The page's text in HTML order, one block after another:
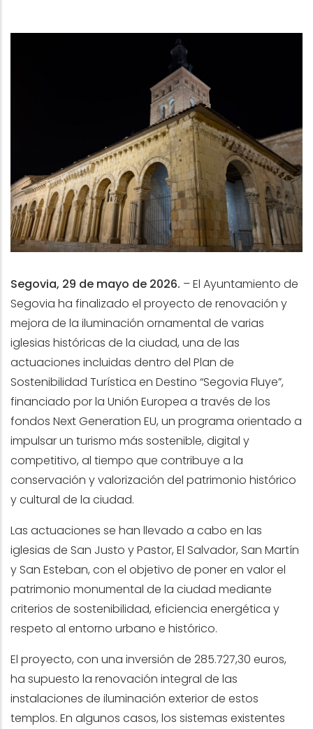
Segovia, 29 de mayo de 2026. – El Ayuntamiento de
Segovia ha finalizado el proyecto de renovación y
mejora de la iluminación ornamental de varias
iglesias históricas de la ciudad, una de las
actuaciones incluidas dentro del Plan de
Sostenibilidad Turística en Destino “Segovia Fluye”,
financiado por la Unión Europea a través de los
fondos Next Generation EU, un programa orientado a
impulsar un turismo más sostenible, digital y
competitivo, al tiempo que contribuye a la
conservación y valorización del patrimonio histórico
y cultural de la ciudad.
Las actuaciones se han llevado a cabo en las
iglesias de San Justo y Pastor, El Salvador, San Martín
y San Esteban, con el objetivo de poner en valor el
patrimonio monumental de la ciudad mediante
criterios de sostenibilidad, eficiencia energética y
respeto al entorno urbano e histórico.
El proyecto, con una inversión de 285.727,30 euros,
ha supuesto la renovación integral de las
instalaciones de iluminación exterior de estos
templos. En algunos casos, los sistemas existentes